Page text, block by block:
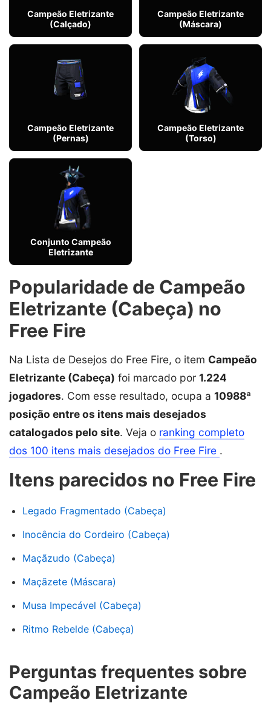
Campeão Eletrizante
(Calçado)
Campeão Eletrizante
(Máscara)
Campeão Eletrizante
(Pernas)
Campeão Eletrizante
(Torso)
Conjunto Campeão
Eletrizante
Popularidade de Campeão
Eletrizante (Cabeça) no
Free Fire
Na Lista de Desejos do Free Fire, o item Campeão
Eletrizante (Cabeça) foi marcado por 1.224
jogadores. Com esse resultado, ocupa a 10988ª
posição entre os itens mais desejados
catalogados pelo site. Veja o ranking completo
dos 100 itens mais desejados do Free Fire .
Itens parecidos no Free Fire
Legado Fragmentado (Cabeça)
Inocência do Cordeiro (Cabeça)
Maçãzudo (Cabeça)
Maçãzete (Máscara)
Musa Impecável (Cabeça)
Ritmo Rebelde (Cabeça)
Perguntas frequentes sobre
Campeão Eletrizante